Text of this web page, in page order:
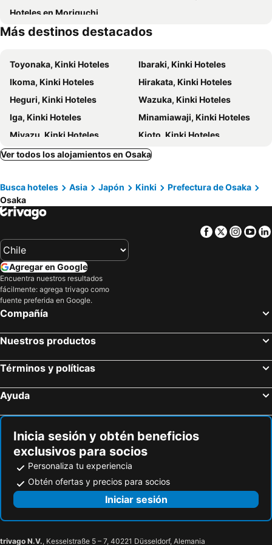
Hotel Eins Osaka KadomashiEkimae
Osaka Tokyu REI Hotel
APA Hotel Osaka Tanimachi 4chome Ekimae
Hotel Eldia Modern Kobe(Adult Only)
Hotel Monterey Le Frere Osaka
HOTEL LiVEMAX Umeda WEST
Hotel Il Grande Umeda
Welina Hotel Premier Nakanoshima West
Hotel Hokke Club Osaka
Toyoko Inn Osaka Umeda Higashi
プレミアホテル-Cabin-大阪
Hilton Osaka
Hotel Dans Le Coeur Osaka Umeda
Via Inn Umeda
Hotel Granvia Osaka
Ark Hotel Osaka Shinsaibashi
Hotel Balian Resort Namba Shinsaibashi
Via Inn Shin Osaka
Bespoke Hotel Shinsaibashi
Nipponbashi Luxe Hotel
Museum of Oriental Ceramics
Kitahama Station
Festival Hall
Minamimorimachi
Nishi Honganji Temple
Taisho
Kobe Station
Sakaisuji Hommachi Station
Mino park
Suzumushi Temple
Nipponbashi Denden Town
Japan Mint
Calles Sannenzaka-Ninenzaka
Hoteles en Moriguchi
Más destinos destacados
Toyonaka, Kinki Hoteles
Ibaraki, Kinki Hoteles
Ikoma, Kinki Hoteles
Hirakata, Kinki Hoteles
Heguri, Kinki Hoteles
Wazuka, Kinki Hoteles
Iga, Kinki Hoteles
Minamiawaji, Kinki Hoteles
Miyazu, Kinki Hoteles
Kioto, Kinki Hoteles
Nara, Kinki Hoteles
Takatsuki, Kinki Hoteles
Kobe, Kinki Hoteles
Otsu, Kinki Hoteles
Koya, Kinki Hoteles
Tokio, Kanto Hoteles
Hakone, Kanto Hoteles
Hiroshima, Chugoku Hoteles
Fukuoka, Isla de Kyushu Hoteles
Kawasaki, Kanto Hoteles
Ver todos los alojamientos en Osaka
Busca hoteles Asia Japón Kinki
Prefectura de Osaka
Osaka
Facebook
Twitter
Agregar en Google
Encuentra nuestros resultados
fácilmente: agrega trivago como
fuente preferida en Google.
Compañía
Nuestros productos
Términos y políticas
Ayuda
Inicia sesión y obtén beneficios
exclusivos para socios
Personaliza tu experiencia
Obtén ofertas y precios para socios
Iniciar sesión
trivago N.V., Kesselstraße 5 – 7, 40221 Düsseldorf, Alemania